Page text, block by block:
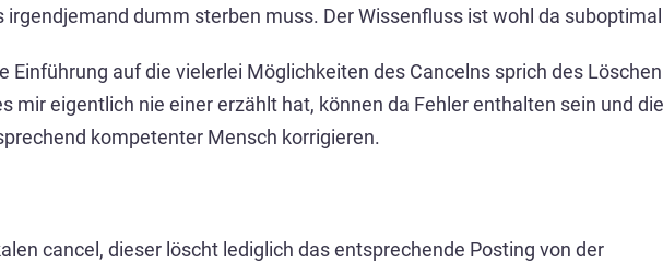
irgendjemand dumm sterben muss. Der Wissenfluss ist wohl da
Einführung auf die vielerlei Möglichkeiten des Cancelns sprich des Löschen
mir eigentlich nie einer erzählt hat, können da Fehler enthalten sein und die
kompetenter Mensch korrigieren.
cancel, dieser löscht lediglich das entsprechende Posting von der